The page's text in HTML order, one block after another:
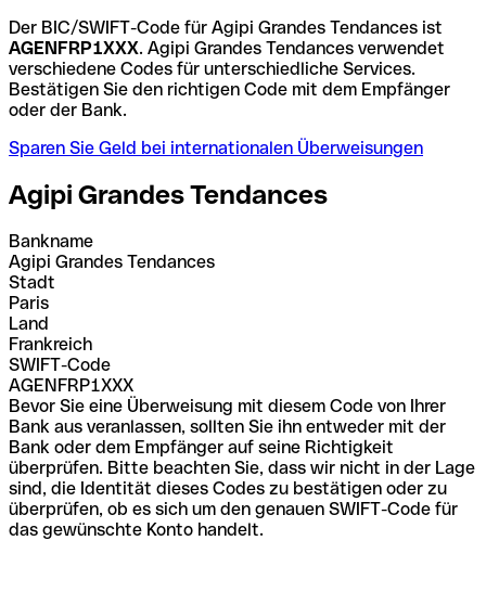
Der BIC/SWIFT-Code für Agipi Grandes Tendances ist
AGENFRP1XXX. Agipi Grandes Tendances verwendet
verschiedene Codes für unterschiedliche Services.
Bestätigen Sie den richtigen Code mit dem Empfänger
oder der Bank.
Sparen Sie Geld bei internationalen Überweisungen
Agipi Grandes Tendances
Bankname
Agipi Grandes Tendances
Stadt
Paris
Land
Frankreich
SWIFT-Code
AGENFRP1XXX
Bevor Sie eine Überweisung mit diesem Code von Ihrer
Bank aus veranlassen, sollten Sie ihn entweder mit der
Bank oder dem Empfänger auf seine Richtigkeit
überprüfen. Bitte beachten Sie, dass wir nicht in der Lage
sind, die Identität dieses Codes zu bestätigen oder zu
überprüfen, ob es sich um den genauen SWIFT-Code für
das gewünschte Konto handelt.